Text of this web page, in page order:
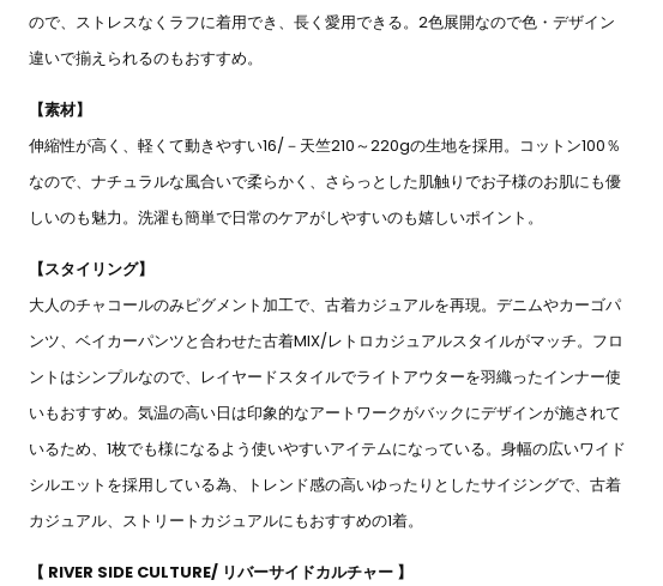
ので、ストレスなくラフに着用でき、長く愛用できる。2色展開なので色・デザイン
違いで揃えられるのもおすすめ。
【素材】
伸縮性が高く、軽くて動きやすい16/－天竺210～220gの生地を採用。コットン100％
なので、ナチュラルな風合いで柔らかく、さらっとした肌触りでお子様のお肌にも優
しいのも魅力。洗濯も簡単で日常のケアがしやすいのも嬉しいポイント。
【スタイリング】
大人のチャコールのみピグメント加工で、古着カジュアルを再現。デニムやカーゴパ
ンツ、ベイカーパンツと合わせた古着MIX/レトロカジュアルスタイルがマッチ。フロ
ントはシンプルなので、レイヤードスタイルでライトアウターを羽織ったインナー使
いもおすすめ。気温の高い日は印象的なアートワークがバックにデザインが施されて
いるため、1枚でも様になるよう使いやすいアイテムになっている。身幅の広いワイド
シルエットを採用している為、トレンド感の高いゆったりとしたサイジングで、古着
カジュアル、ストリートカジュアルにもおすすめの1着。
【 RIVER SIDE CULTURE/ リバーサイドカルチャー 】